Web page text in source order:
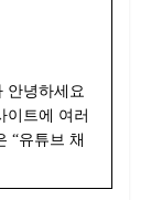
안녕하세요
이트에 여러
“유튜브 채